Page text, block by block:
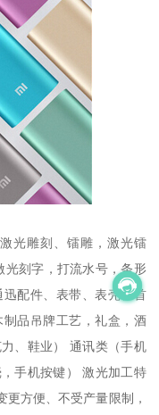
光雕刻、镭雕，激光镭
光刻字，打流水号，条形
配件、表带、表壳、首
品吊牌工艺，礼盒，酒
、鞋业） 通讯类（手机
手机按键） 激光加工特
更方便、不受产量限制，